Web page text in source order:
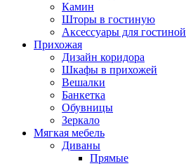
Камин
Шторы в гостиную
Аксессуары для гостиной
Прихожая
Дизайн коридора
Шкафы в прихожей
Вешалки
Банкетка
Обувницы
Зеркало
Мягкая мебель
Диваны
Прямые